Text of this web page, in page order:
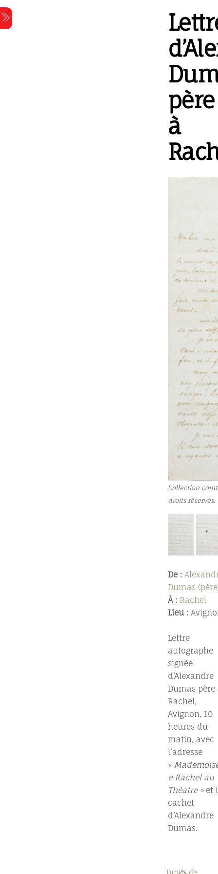
Skip
to
content
père
à
Collection
droits réservés.
De :
Dumas
À : Rachel
Lieu :
Lettre
autographe
signée
d’Alexandre
Dumas père
Rachel,
Avignon, 10
heures du
matin, avec
l’adresse
«
e Rachel au
Théatre »et
cachet
d’Alexandre
Dumas.
Back